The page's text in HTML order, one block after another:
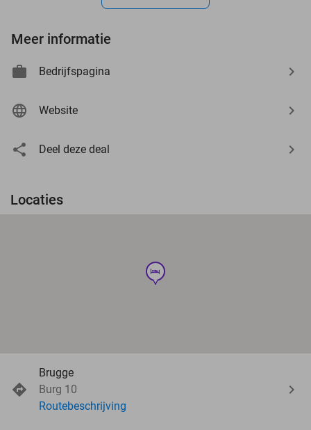
Meer informatie
Bedrijfspagina
Website
Deel deze deal
Locaties
hotel
Brugge
Burg 10
Routebeschrijving